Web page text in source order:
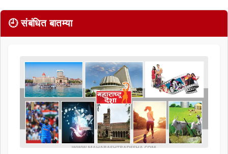
🕘 संबंधित बातम्या